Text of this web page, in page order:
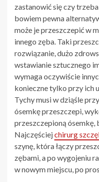
zastanowić się czy
bowiem pewna
może je przeszczepić w
innego zęba. Taki
rozwiązanie, dużo
wstawianie sztucznego
wymaga oczywiście
konieczne tylko przy ich
Tychy musi w dziąśle
ósemkę przeszczepi,
przeszczepioną ósemkę,
Najczęściejchirurg
szynę, która łączy
zębami, a po wygojeniu
w nowym miejscu, po